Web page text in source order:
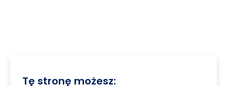
Tę stronę możesz: